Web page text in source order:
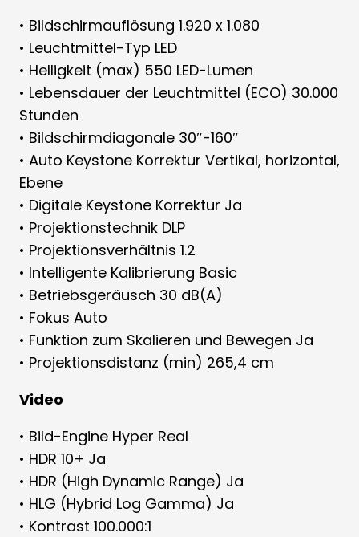
• Bildschirmauflösung 1.920 x 1.080
• Leuchtmittel-Typ LED
• Helligkeit (max) 550 LED-Lumen
• Lebensdauer der Leuchtmittel (ECO) 30.000
Stunden
• Bildschirmdiagonale 30″-160″
• Auto Keystone Korrektur Vertikal, horizontal,
Ebene
• Digitale Keystone Korrektur Ja
• Projektionstechnik DLP
• Projektionsverhältnis 1.2
• Intelligente Kalibrierung Basic
• Betriebsgeräusch 30 dB(A)
• Fokus Auto
• Funktion zum Skalieren und Bewegen Ja
• Projektionsdistanz (min) 265,4 cm
Video
• Bild-Engine Hyper Real
• HDR 10+ Ja
• HDR (High Dynamic Range) Ja
• HLG (Hybrid Log Gamma) Ja
• Kontrast 100.000:1